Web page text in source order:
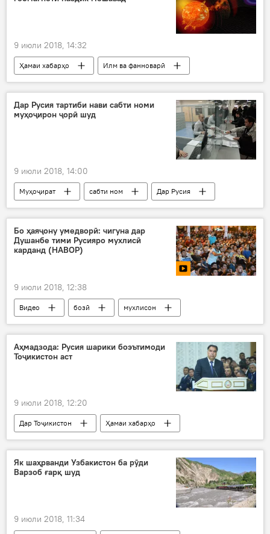
9 июли 2018, 14:32
Ҳамаи хабарҳо
Илм ва фанноварӣ
тӯфон
ситорашинос
кайҳон
академия
Дар Русия тартиби нави сабти номи
муҳоҷирон ҷорӣ шуд
9 июли 2018, 14:00
Муҳоҷират сабти ном
Дар Русия
муҳоҷир
Дар Тоҷикистон
Бо ҳаяҷону умедворӣ: чигуна дар
Душанбе тими Русияро мухлисӣ
карданд (НАВОР)
9 июли 2018, 12:38
Видео бозӣ
мухлисон
Дар Русия
Дар Тоҷикистон футбол
Аҳмадзода: Русия шарики боэътимоди
Тоҷикистон аст
9 июли 2018, 12:20
Дар Тоҷикистон
Ҳамаи хабарҳо
Раҷаббой Аҳмадзода
тиҷорат
шарики асосӣ
Дар Русия
Як шаҳрванди Узбакистон ба рӯди
Варзоб ғарқ шуд
9 июли 2018, 11:34